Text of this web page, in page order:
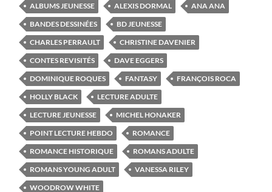
ALBUMS JEUNESSE ALEXIS DORMAL
ANA ANA
BANDES DESSINÉES
BD JEUNESSE
CHARLES PERRAULT
CHRISTINE DAVENIER
CONTES REVISITÉS
DAVE EGGERS
DOMINIQUE ROQUES
FANTASY
FRANÇOIS ROCA
HOLLY BLACK
LECTURE ADULTE
LECTURE JEUNESSE
MICHEL HONAKER
POINT LECTURE HEBDO
ROMANCE
ROMANCE HISTORIQUE
ROMANS ADULTE
ROMANS YOUNG ADULT
VANESSA RILEY
WOODROW WHITE